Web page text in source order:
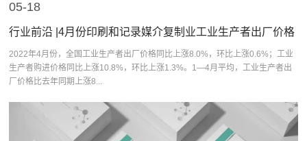
05-18
行业前沿 |4月份印刷和记录媒介复制业工业生产者出厂价格
同增1.4%，可持续食品包装市场规模达280...
2022年4月份，全国工业生产者出厂价格同比上涨8.0%，环比上涨0.6%；工业
生产者购进价格同比上涨10.8%，环比上涨1.3%。1—4月平均，工业生产者出
厂价格比去年同期上涨8...